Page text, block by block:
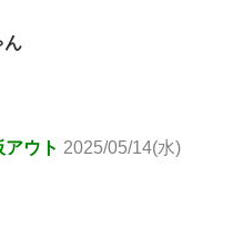
ん
ウト 2025/05/14(水)